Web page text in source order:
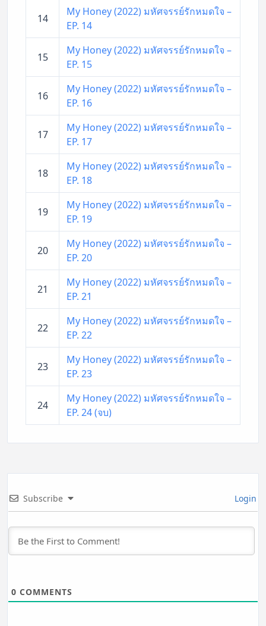
14
My Honey (2022) มหัศจรรย์รักหมดใจ –
EP. 14
15
My Honey (2022) มหัศจรรย์รักหมดใจ –
EP. 15
16
My Honey (2022) มหัศจรรย์รักหมดใจ –
EP. 16
17
My Honey (2022) มหัศจรรย์รักหมดใจ –
EP. 17
18
My Honey (2022) มหัศจรรย์รักหมดใจ –
EP. 18
19
My Honey (2022) มหัศจรรย์รักหมดใจ –
EP. 19
20
My Honey (2022) มหัศจรรย์รักหมดใจ –
EP. 20
21
My Honey (2022) มหัศจรรย์รักหมดใจ –
EP. 21
22
My Honey (2022) มหัศจรรย์รักหมดใจ –
EP. 22
23
My Honey (2022) มหัศจรรย์รักหมดใจ –
EP. 23
24
My Honey (2022) มหัศจรรย์รักหมดใจ –
EP. 24 (จบ)
Subscribe Login
0 COMMENTS